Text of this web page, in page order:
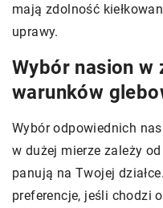
mają zdolność
uprawy.
Wybór nasion w
warunków
Wybór odpowiednich
w dużej mierze zależy
panują na Twojej
preferencje, jeśli chodzi